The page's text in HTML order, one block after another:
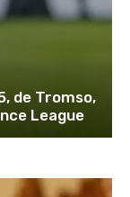
de Tromso,
League